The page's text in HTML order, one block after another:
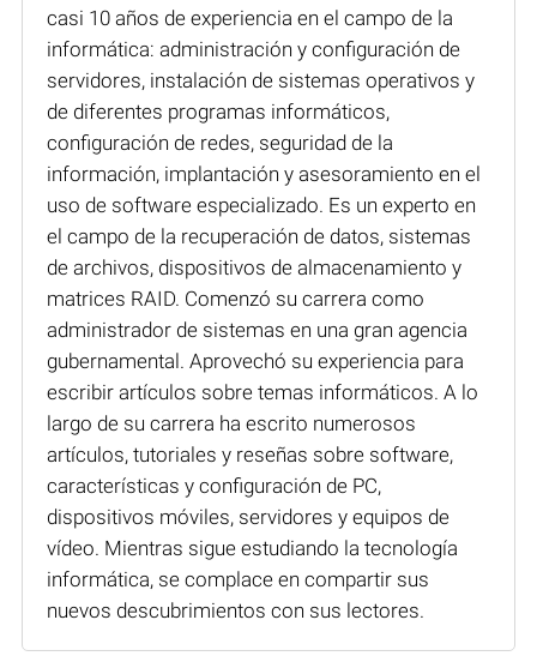
casi 10 años de experiencia en el campo de la
informática: administración y configuración de
servidores, instalación de sistemas operativos y
de diferentes programas informáticos,
configuración de redes, seguridad de la
información, implantación y asesoramiento en el
uso de software especializado. Es un experto en
el campo de la recuperación de datos, sistemas
de archivos, dispositivos de almacenamiento y
matrices RAID. Comenzó su carrera como
administrador de sistemas en una gran agencia
gubernamental. Aprovechó su experiencia para
escribir artículos sobre temas informáticos. A lo
largo de su carrera ha escrito numerosos
artículos, tutoriales y reseñas sobre software,
características y configuración de PC,
dispositivos móviles, servidores y equipos de
vídeo. Mientras sigue estudiando la tecnología
informática, se complace en compartir sus
nuevos descubrimientos con sus lectores.